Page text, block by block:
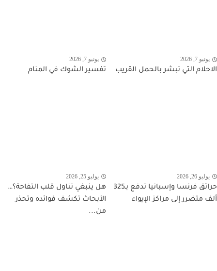
يونيو 7, 2026
الاحلام التي تبشر بالحمل القريب
يونيو 7, 2026
تفسير الشوك في المنام
يوليو 26, 2026
حرائق فرنسا وإسبانيا تدفع بـ325
ألف متضرر إلى مراكز الإيواء
يوليو 25, 2026
هل ينبغي تناول قلب التفاحة؟…
الأبحاث تكشف فوائده وتحذر
من...